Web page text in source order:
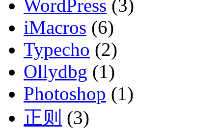
WordPress (3)
iMacros (6)
Typecho (2)
Ollydbg (1)
Photoshop (1)
正则 (3)